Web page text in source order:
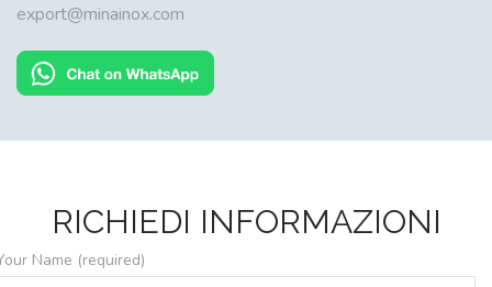
export@minainox.com
RICHIEDI INFORMAZIONI
Name (required)